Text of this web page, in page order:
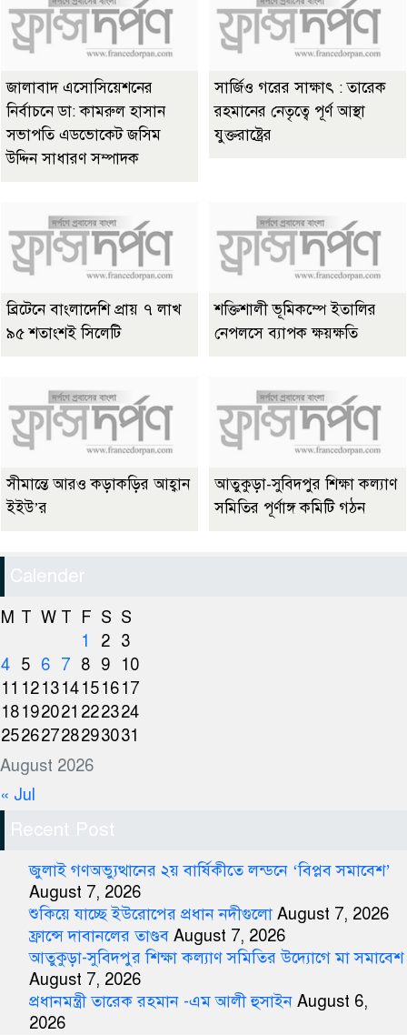
জালাবাদ এসোসিয়েশনের
নির্বাচনে ডা: কামরুল হাসান
সভাপতি এডভোকেট জসিম
উদ্দিন সাধারণ সম্পাদক
সার্জিও গরের সাক্ষাৎ : তারেক
রহমানের নেতৃত্বে পূর্ণ আস্থা
যুক্তরাষ্ট্রের
ব্রিটেনে বাংলাদেশি প্রায় ৭ লাখ
৯৫ শতাংশই সিলেটি
শক্তিশালী ভূমিকম্পে ইতালির
নেপলসে ব্যাপক ক্ষয়ক্ষতি
সীমান্তে আরও কড়াকড়ির আহ্বান
ইইউ’র
আতুকুড়া-সুবিদপুর শিক্ষা কল্যাণ
সমিতির পূর্ণাঙ্গ কমিটি গঠন
Calender
August 2026
M T W T F S S
1
2 3
4 5 6 7 8 9
10
11 121314151617
18192021 222324
25262728293031
« Jul
Recent Post
জুলাই গণঅভ্যুত্থানের ২য় বার্ষিকীতে লন্ডনে ‘বিপ্লব সমাবেশ’
August 7, 2026
শুকিয়ে যাচ্ছে ইউরোপের প্রধান নদীগুলো August 7, 2026
ফ্রান্সে দাবানলের তাণ্ডব August 7, 2026
আতুকুড়া-সুবিদপুর শিক্ষা কল্যাণ সমিতির উদ্যোগে মা সমাবেশ
August 7, 2026
প্রধানমন্ত্রী তারেক রহমান -এম আলী হুসাইন August 6,
2026